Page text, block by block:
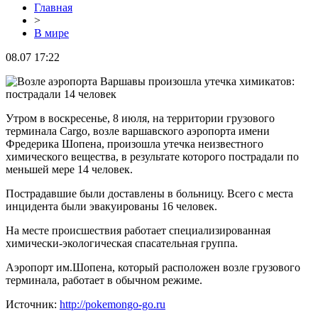
Главная
>
В мире
08.07 17:22
Утром в воскресенье, 8 июля, на территории грузового
терминала Cargo, возле варшавского аэропорта имени
Фредерика Шопена, произошла утечка неизвестного
химического вещества, в результате которого пострадали по
меньшей мере 14 человек.
Пострадавшие были доставлены в больницу. Всего с места
инцидента были эвакуированы 16 человек.
На месте происшествия работает специализированная
химически-экологическая спасательная группа.
Аэропорт им.Шопена, который расположен возле грузового
терминала, работает в обычном режиме.
Источник: http://pokemongo-go.ru